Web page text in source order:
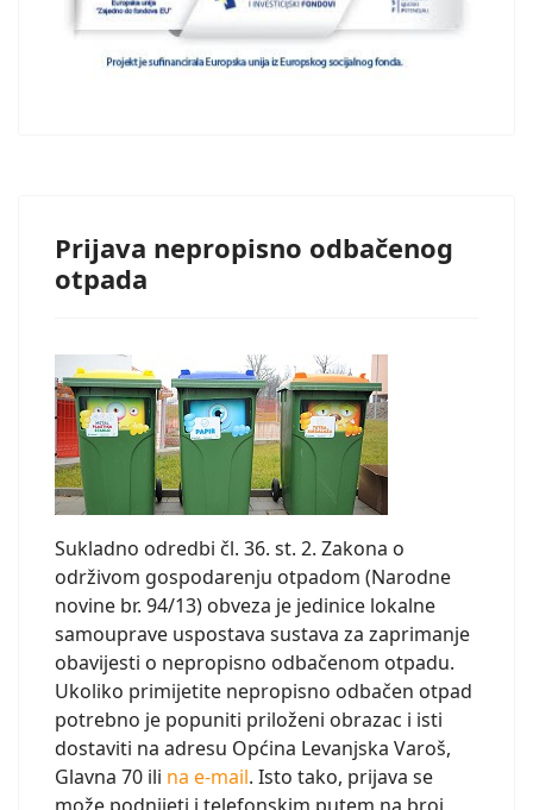
Prijava nepropisno odbačenog
otpada
Sukladno odredbi čl. 36. st. 2. Zakona o
održivom gospodarenju otpadom (Narodne
novine br. 94/13) obveza je jedinice lokalne
samouprave uspostava sustava za zaprimanje
obavijesti o nepropisno odbačenom otpadu.
Ukoliko primijetite nepropisno odbačen otpad
potrebno je popuniti priloženi obrazac i isti
dostaviti na adresu Općina Levanjska Varoš,
Glavna 70 ili na e-mail. Isto tako, prijava se
može podnijeti i telefonskim putem na broj